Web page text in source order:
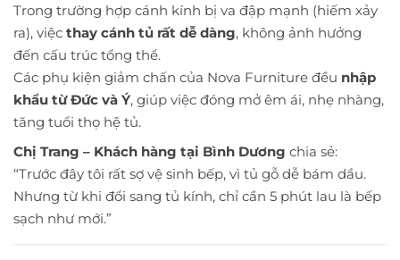
Trong trường hợp cánh kính bị va đập mạnh (hiếm xảy
ra), việc thay cánh tủ rất dễ dàng, không ảnh hưởng
đến cấu trúc tổng thể.
Các phụ kiện giảm chấn của Nova Furniture đều nhập
khẩu từ Đức và Ý, giúp việc đóng mở êm ái, nhẹ nhàng,
tăng tuổi thọ hệ tủ.
Chị Trang – Khách hàng tại Bình Dương chia sẻ:
“Trước đây tôi rất sợ vệ sinh bếp, vì tủ gỗ dễ bám dầu.
Nhưng từ khi đổi sang tủ kính, chỉ cần 5 phút lau là bếp
sạch như mới.”